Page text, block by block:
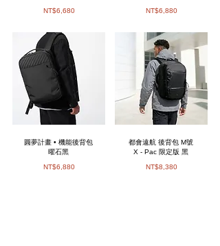
NT$6,680
圓夢計畫 • 機能後背包
曜石黑
NT$6,880
NT$6,880
都會遠航 後背包 M號
X - Pac 限定版 黑
NT$8,380